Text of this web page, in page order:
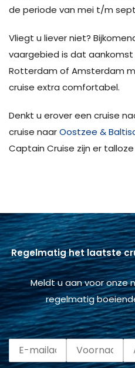
de periode van mei t/m
Vliegt u liever niet?
vaargebied is dat
Rotterdam of Amsterdam
cruise extra comfortabel.
Denkt u erover een cruise
cruise naarOostzee &
Captain Cruise zijn er
Regelmatig het laatste
Meldt u aan voor onze
regelmatig